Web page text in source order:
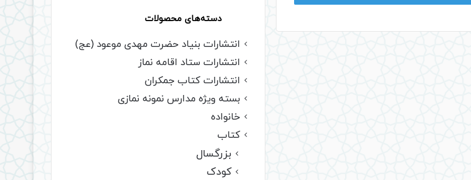
دسته‌های محصولات
انتشارات بنیاد حضرت مهدی موعود (عج)
انتشارات ستاد اقامه نماز
انتشارات کتاب جمکران
بسته ویژه مدارس نمونه نمازی
خانواده
کتاب
بزرگسال
کودک